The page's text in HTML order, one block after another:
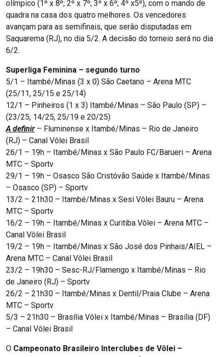
olímpico (1º x 8º; 2º x 7º; 3º x 6º; 4º x5º), com o mando de
quadra na casa dos quatro melhores. Os vencedores
avançam para as semifinais, que serão disputadas em
Saquarema (RJ), no dia 5/2. A decisão do torneio será no dia
6/2.
Superliga Feminina – segundo turno
5/1 – Itambé/Minas (3 x 0) São Caetano – Arena MTC
(25/11, 25/15 e 25/14)
12/1 – Pinheiros (1 x 3) Itambé/Minas – São Paulo (SP) –
(23/25, 14/25, 25/19 e 20/25)
A definir – Fluminense x Itambé/Minas – Rio de Janeiro
(RJ) – Canal Vôlei Brasil
26/1 – 19h – Itambé/Minas x São Paulo FC/Barueri – Arena
MTC – Sportv
29/1 – 19h – Osasco São Cristóvão Saúde x Itambé/Minas
– Osasco (SP) – Sportv
13/2 – 21h30 – Itambé/Minas x Sesi Vôlei Bauru – Arena
MTC – Sportv
16/2 – 19h – Itambé/Minas x Curitiba Vôlei – Arena MTC –
Canal Vôlei Brasil
19/2 – 19h – Itambé/Minas x São José dos Pinhais/AIEL –
Arena MTC – Canal Vôlei Brasil
23/2 – 19h30 – Sesc-RJ/Flamengo x Itambé/Minas – Rio
de Janeiro (RJ) – Sportv
26/2 – 21h30 – Itambé/Minas x Dentil/Praia Clube – Arena
MTC – Sportv
5/3 – 21h30 – Brasília Vôlei x Itambé/Minas – Brasília (DF)
– Canal Vôlei Brasil
O Campeonato Brasileiro Interclubes de Vôlei –